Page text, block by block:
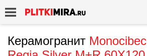
Керамогранит Monocibec